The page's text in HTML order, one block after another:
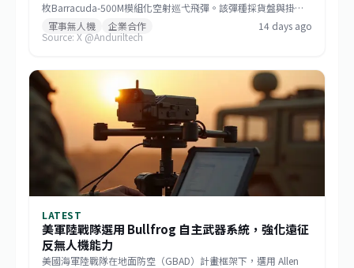
枚Barracuda-500M模組化空射巡弋飛彈。該彈種採貨盤與掛架
雙模發射，符合低成本大量生產哲學，未來將成為美國與盟邦的
關鍵防區外打擊資產，也標誌非傳統國防供應商正式跨入大規模
軍事無人機 企業合作
14 days ago
Source: X @Anduriltech
LATEST
美軍陸戰隊選用 Bullfrog 自主武器系統，強化遠征
反無人機能力
美國海軍陸戰隊在地面防空（GBAD）計畫框架下，選用 Allen